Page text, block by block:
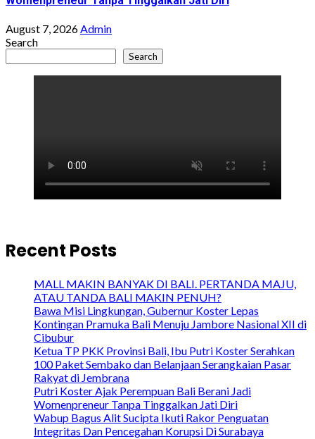
August 7, 2026Admin
Search
Search
Recent Posts
MALL MAKIN BANYAK DI BALI. PERTANDA MAJU,
ATAU TANDA BALI MAKIN PENUH?
Bawa Misi Lingkungan, Gubernur Koster Lepas
Kontingan Pramuka Bali Menuju Jambore Nasional XII di
Cibubur
Ketua TP PKK Provinsi Bali, Ibu Putri Koster Serahkan
100 Paket Sembako dan Belanjaan Serangkaian Pasar
Rakyat di Jembrana
Putri Koster Ajak Perempuan Bali Berani Jadi
Womenpreneur Tanpa Tinggalkan Jati Diri
Wabup Bagus Alit Sucipta Ikuti Rakor Penguatan
Integritas Dan Pencegahan Korupsi Di Surabaya